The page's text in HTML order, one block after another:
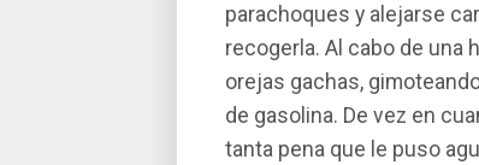
parachoques y alejarse
recogerla. Al cabo de una
orejas gachas,
de gasolina. De vez en
tanta pena que le puso